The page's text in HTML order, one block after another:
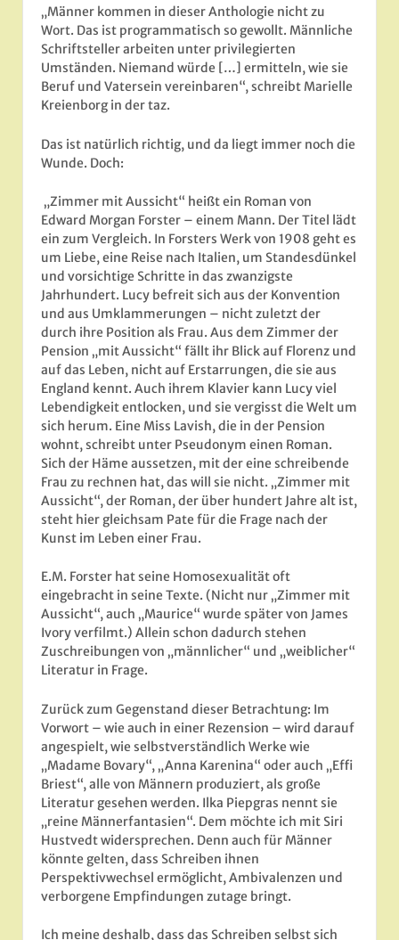
„Männer kommen in dieser Anthologie nicht zu
Wort. Das ist programmatisch so gewollt. Männliche
Schriftsteller arbeiten unter privilegierten
Umständen. Niemand würde […] ermitteln, wie sie
Beruf und Vatersein vereinbaren“, schreibt Marielle
Kreienborg in der taz.
Das ist natürlich richtig, und da liegt immer noch die
Wunde. Doch:
„Zimmer mit Aussicht“ heißt ein Roman von
Edward Morgan Forster – einem Mann. Der Titel lädt
ein zum Vergleich. In Forsters Werk von 1908 geht es
um Liebe, eine Reise nach Italien, um Standesdünkel
und vorsichtige Schritte in das zwanzigste
Jahrhundert. Lucy befreit sich aus der Konvention
und aus Umklammerungen – nicht zuletzt der
durch ihre Position als Frau. Aus dem Zimmer der
Pension „mit Aussicht“ fällt ihr Blick auf Florenz und
auf das Leben, nicht auf Erstarrungen, die sie aus
England kennt. Auch ihrem Klavier kann Lucy viel
Lebendigkeit entlocken, und sie vergisst die Welt um
sich herum. Eine Miss Lavish, die in der Pension
wohnt, schreibt unter Pseudonym einen Roman.
Sich der Häme aussetzen, mit der eine schreibende
Frau zu rechnen hat, das will sie nicht. „Zimmer mit
Aussicht“, der Roman, der über hundert Jahre alt ist,
steht hier gleichsam Pate für die Frage nach der
Kunst im Leben einer Frau.
E.M. Forster hat seine Homosexualität oft
eingebracht in seine Texte. (Nicht nur „Zimmer mit
Aussicht“, auch „Maurice“ wurde später von James
Ivory verfilmt.) Allein schon dadurch stehen
Zuschreibungen von „männlicher“ und „weiblicher“
Literatur in Frage.
Zurück zum Gegenstand dieser Betrachtung: Im
Vorwort – wie auch in einer Rezension – wird darauf
angespielt, wie selbstverständlich Werke wie
„Madame Bovary“, „Anna Karenina“ oder auch „Effi
Briest“, alle von Männern produziert, als große
Literatur gesehen werden. Ilka Piepgras nennt sie
„reine Männerfantasien“. Dem möchte ich mit Siri
Hustvedt widersprechen. Denn auch für Männer
könnte gelten, dass Schreiben ihnen
Perspektivwechsel ermöglicht, Ambivalenzen und
verborgene Empfindungen zutage bringt.
Ich meine deshalb, dass das Schreiben selbst sich